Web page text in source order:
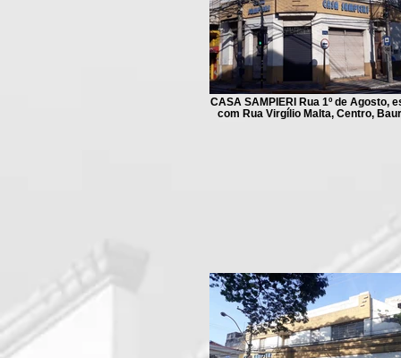
CASA SAMPIERI Rua 1º de Agosto,
com Rua Virgílio Malta, Centro,